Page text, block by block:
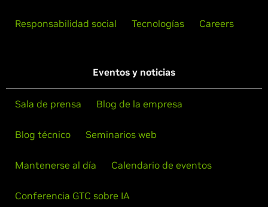
Responsabilidad social Tecnologías Careers
Eventos y noticias
Sala de prensa Blog de la empresa
Blog técnico Seminarios web
Mantenerse al día Calendario de eventos
Conferencia GTC sobre IA